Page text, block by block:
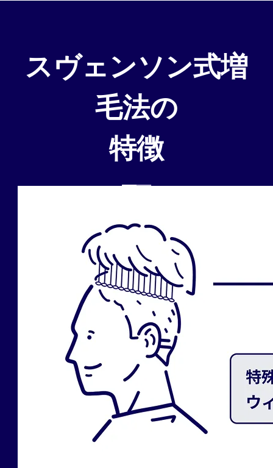
店舗一覧 資料請求 WEBカタログ
スヴェンソン式増
毛法の
特徴